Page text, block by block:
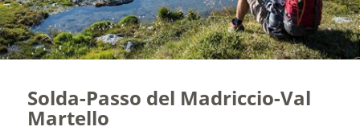
Solda-Passo del Madriccio-Val
Martello